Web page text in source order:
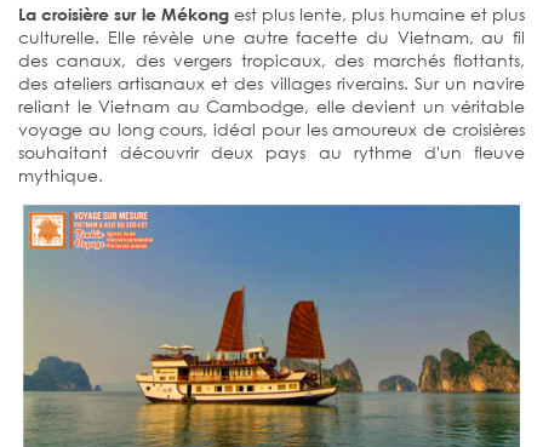
La croisière sur le Mékongest plus lente, plus humaine et plus
culturelle. Elle révèle une autre facette du Vietnam, au fil
des canaux, des vergers tropicaux, des marchés flottants,
des ateliers artisanaux et des villages riverains. Sur un navire
reliant le Vietnam au Cambodge, elle devient un véritable
voyage au long cours, idéal pour les amoureux de croisières
souhaitant découvrir deux pays au rythme d'un fleuve
mythique.